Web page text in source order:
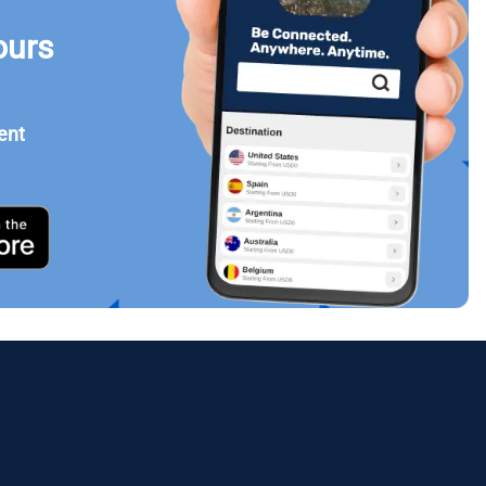
Fermer la fenêtre contextuelle